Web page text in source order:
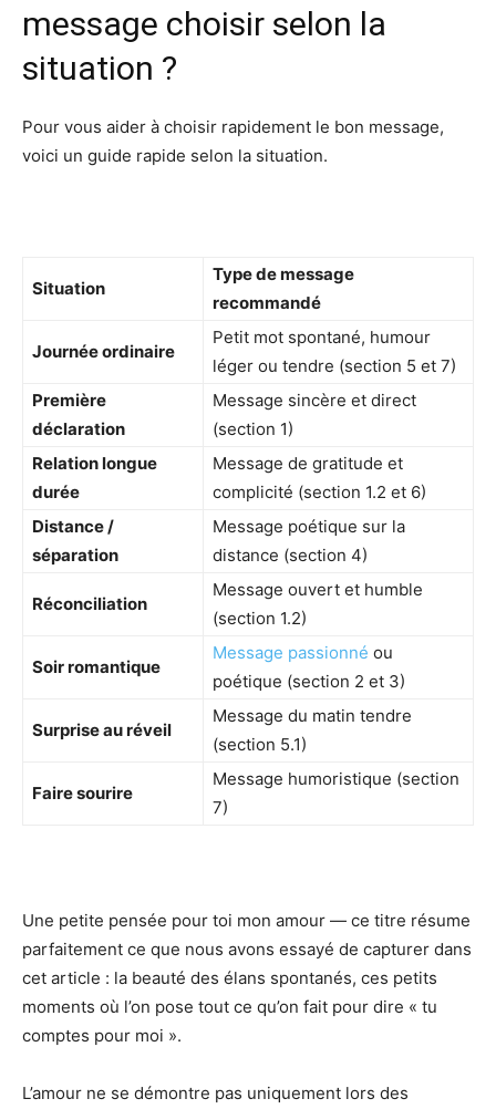
message choisir selon la
situation ?
Pour vous aider à choisir rapidement le bon message,
voici un guide rapide selon la situation.
Situation
Type de message
recommandé
Journée ordinaire
Petit mot spontané, humour
léger ou tendre (section 5 et 7)
Première
déclaration
Message sincère et direct
(section 1)
Relation longue
durée
Message de gratitude et
complicité (section 1.2 et 6)
Distance /
séparation
Message poétique sur la
distance (section 4)
Réconciliation
Message ouvert et humble
(section 1.2)
Soir romantique
Message passionné ou
poétique (section 2 et 3)
Surprise au réveil
Message du matin tendre
(section 5.1)
Faire sourire
Message humoristique (section
7)
Une petite pensée pour toi mon amour — ce titre résume
parfaitement ce que nous avons essayé de capturer dans
cet article : la beauté des élans spontanés, ces petits
moments où l’on pose tout ce qu’on fait pour dire « tu
comptes pour moi ».
L’amour ne se démontre pas uniquement lors des